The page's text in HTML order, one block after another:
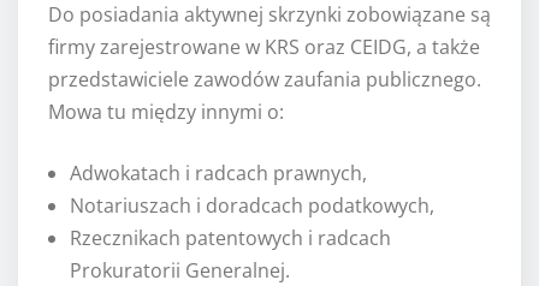
Do posiadania aktywnej skrzynki zobowiązane są
firmy zarejestrowane w KRS oraz CEIDG, a także
przedstawiciele zawodów zaufania publicznego.
Mowa tu między innymi o:
Adwokatach i radcach prawnych,
Notariuszach i doradcach podatkowych,
Rzecznikach patentowych i radcach
Prokuratorii Generalnej.